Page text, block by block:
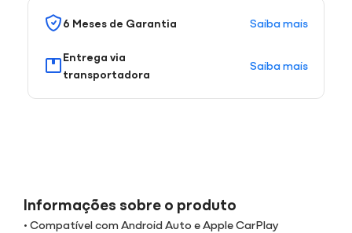
6 Meses de Garantia Saiba mais
Entrega via
transportadora
Saiba mais
Informações sobre o produto
• Compatível com Android Auto e Apple CarPlay